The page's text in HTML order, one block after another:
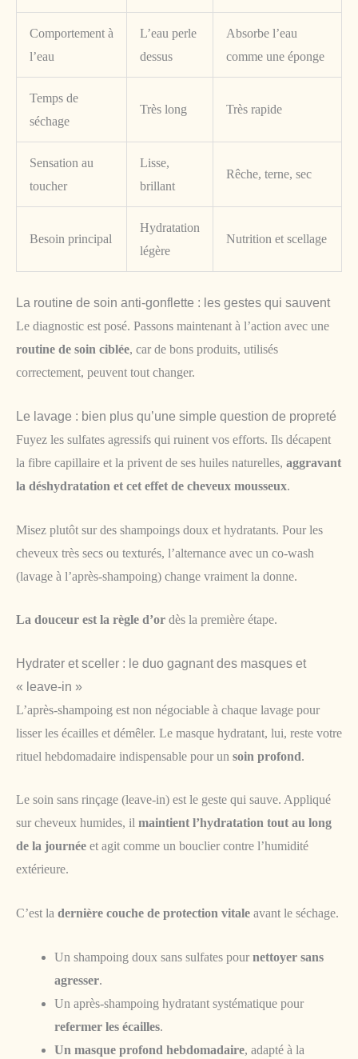
Comportement à
l’eau
L’eau perle
dessus
Absorbe l’eau
comme une éponge
Temps de
séchage
Très long Très rapide
Sensation au
toucher
Lisse,
brillant
Rêche, terne, sec
Besoin principal
Hydratation
légère
Nutrition et scellage
La routine de soin anti-gonflette : les gestes qui sauvent
Le diagnostic est posé. Passons maintenant à l’action avec une
routine de soin ciblée, car de bons produits, utilisés
correctement, peuvent tout changer.
Le lavage : bien plus qu’une simple question de propreté
Fuyez les sulfates agressifs qui ruinent vos efforts. Ils décapent
la fibre capillaire et la privent de ses huiles naturelles, aggravant
la déshydratation et cet effet de cheveux mousseux.
Misez plutôt sur des shampoings doux et hydratants. Pour les
cheveux très secs ou texturés, l’alternance avec un co-wash
(lavage à l’après-shampoing) change vraiment la donne.
La douceur est la règle d’or dès la première étape.
Hydrater et sceller : le duo gagnant des masques et
« leave-in »
L’après-shampoing est non négociable à chaque lavage pour
lisser les écailles et démêler. Le masque hydratant, lui, reste votre
rituel hebdomadaire indispensable pour un soin profond.
Le soin sans rinçage (leave-in) est le geste qui sauve. Appliqué
sur cheveux humides, il maintient l’hydratation tout au long
de la journée et agit comme un bouclier contre l’humidité
extérieure.
C’est la dernière couche de protection vitale avant le séchage.
Un shampoing doux sans sulfates pour nettoyer sans
agresser.
Un après-shampoing hydratant systématique pour
refermer les écailles.
Un masque profond hebdomadaire, adapté à la